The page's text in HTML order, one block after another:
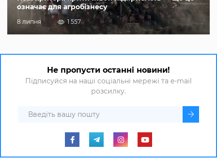
означає для агробізнесу
8 липня 1 557
Не пропусти останні новини!
Підписуйся на наші соціальні мережі та e-mail
розсилку.